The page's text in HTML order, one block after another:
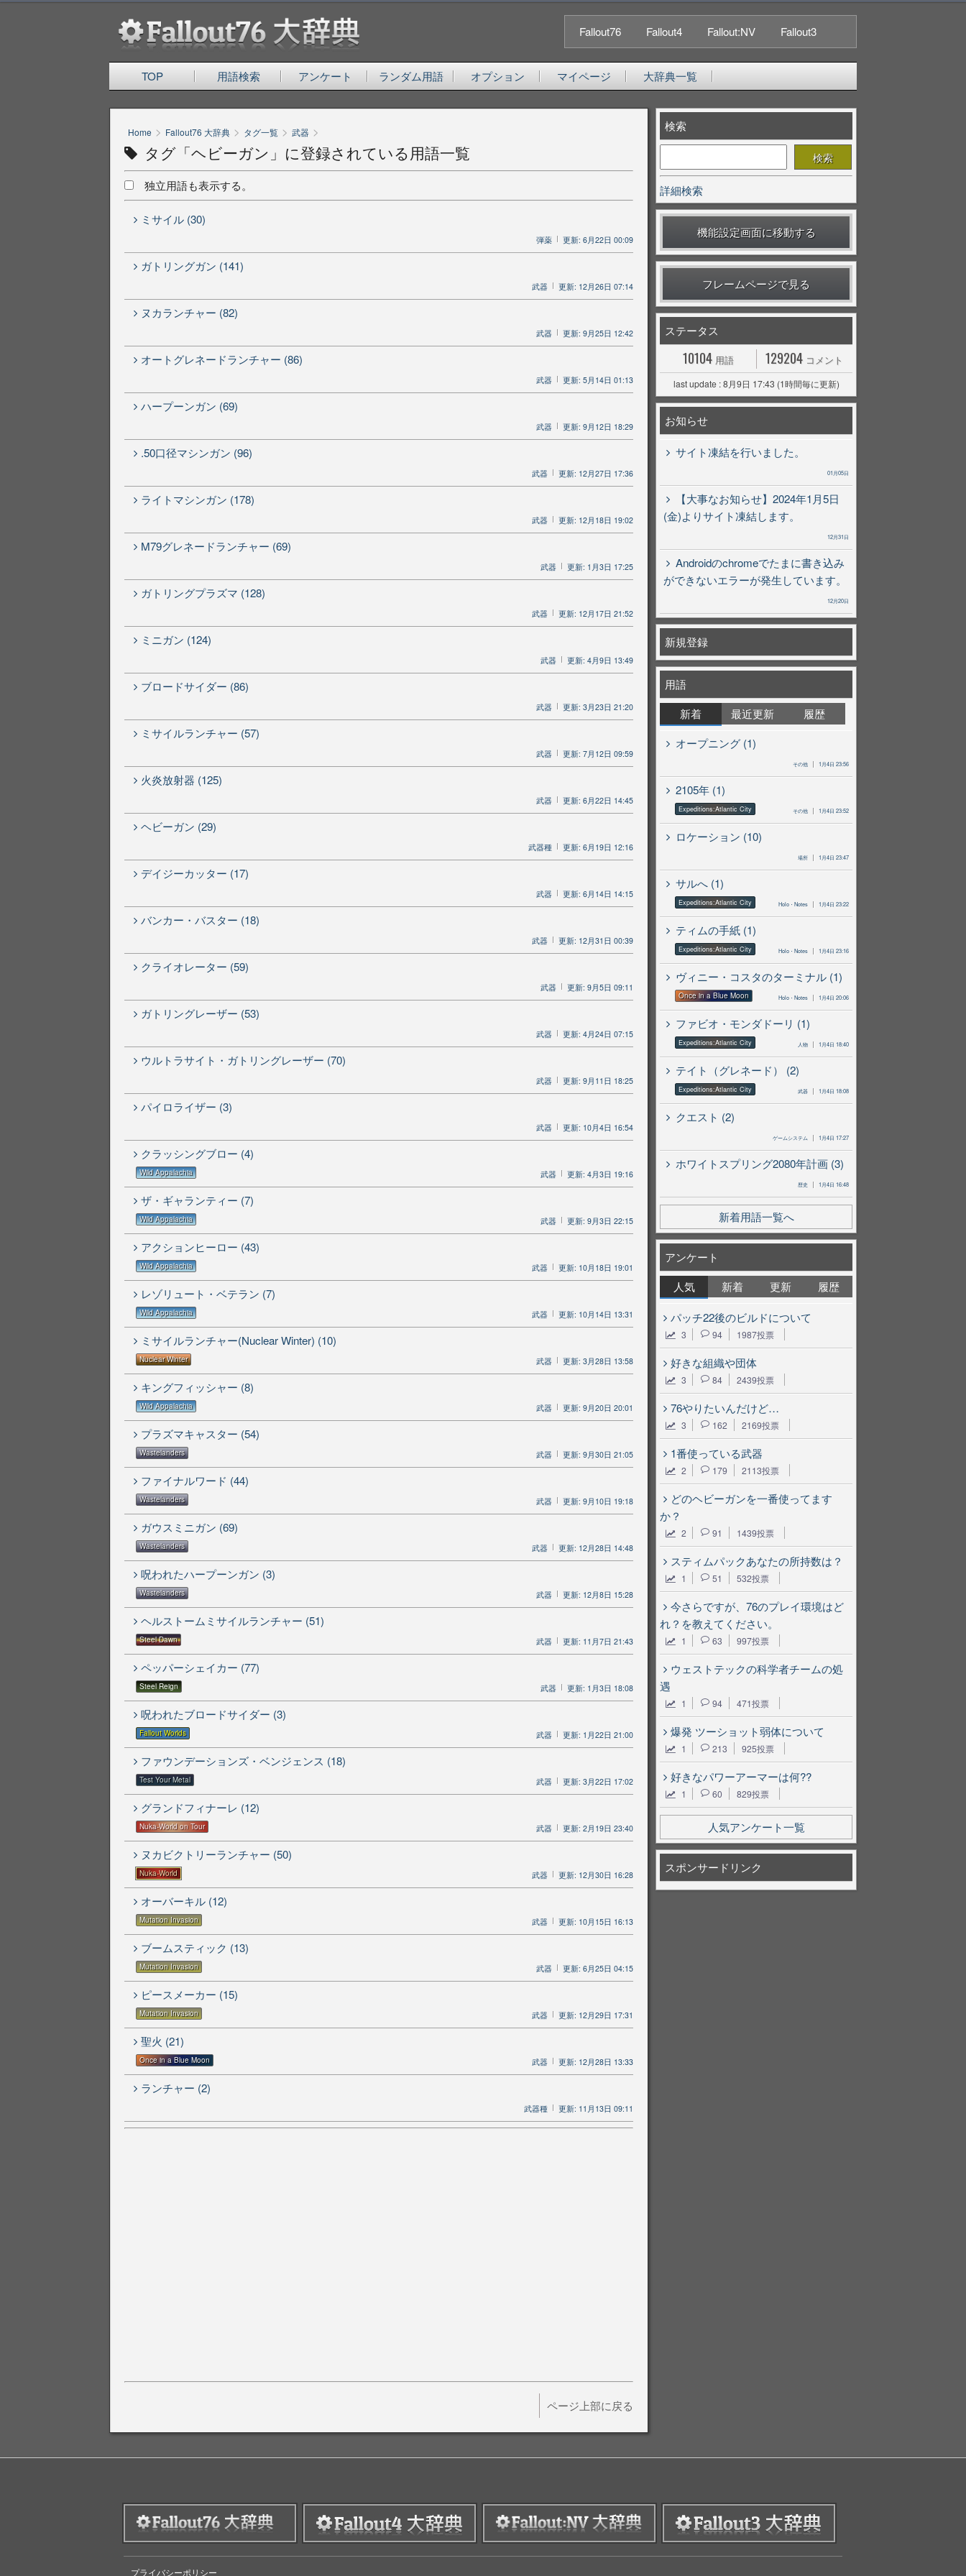
Fallout76 Fallout4 Fallout:NV Fallout3
TOP 用語検索 アンケート ランダム用語 オプション マイページ 大辞典一覧
Home > Fallout76 大辞典 > タグ一覧 > 武器 >
タグ「ヘビーガン」に登録されている用語一覧
独立用語も表示する。
ミサイル (30)
弾薬 更新: 6月22日 00:09
ガトリングガン (141)
武器 更新: 12月26日 07:14
ヌカランチャー (82)
武器 更新: 9月25日 12:42
オートグレネードランチャー (86)
武器 更新: 5月14日 01:13
ハープーンガン (69)
武器 更新: 9月12日 18:29
.50口径マシンガン (96)
武器 更新: 12月27日 17:36
ライトマシンガン (178)
武器 更新: 12月18日 19:02
M79グレネードランチャー (69)
武器 更新: 1月3日 17:25
ガトリングプラズマ (128)
武器 更新: 12月17日 21:52
ミニガン (124)
武器 更新: 4月9日 13:49
ブロードサイダー (86)
武器 更新: 3月23日 21:20
ミサイルランチャー (57)
武器 更新: 7月12日 09:59
火炎放射器 (125)
武器 更新: 6月22日 14:45
ヘビーガン (29)
武器種 更新: 6月19日 12:16
デイジーカッター (17)
武器 更新: 6月14日 14:15
バンカー・バスター (18)
武器 更新: 12月31日 00:39
クライオレーター (59)
武器 更新: 9月5日 09:11
ガトリングレーザー (53)
武器 更新: 4月24日 07:15
ウルトラサイト・ガトリングレーザー (70)
武器 更新: 9月11日 18:25
パイロライザー (3)
武器 更新: 10月4日 16:54
クラッシングブロー (4)
Wild Appalachia 武器 更新: 4月3日 19:16
ザ・ギャランティー (7)
Wild Appalachia 武器 更新: 9月3日 22:15
アクションヒーロー (43)
Wild Appalachia 武器 更新: 10月18日 19:01
レゾリュート・ベテラン (7)
Wild Appalachia 武器 更新: 10月14日 13:31
ミサイルランチャー(Nuclear Winter) (10)
Nuclear Winter 武器 更新: 3月28日 13:58
キングフィッシャー (8)
Wild Appalachia 武器 更新: 9月20日 20:01
プラズマキャスター (54)
Wastelanders 武器 更新: 9月30日 21:05
ファイナルワード (44)
Wastelanders 武器 更新: 9月10日 19:18
ガウスミニガン (69)
Wastelanders 武器 更新: 12月28日 14:48
呪われたハープーンガン (3)
Wastelanders 武器 更新: 12月8日 15:28
ヘルストームミサイルランチャー (51)
Steel Dawn 武器 更新: 11月7日 21:43
ペッパーシェイカー (77)
Steel Reign 武器 更新: 1月3日 18:08
呪われたブロードサイダー (3)
Fallout Worlds 武器 更新: 1月22日 21:00
ファウンデーションズ・ベンジェンス (18)
Test Your Metal 武器 更新: 3月22日 17:02
グランドフィナーレ (12)
Nuka-World on Tour 武器 更新: 2月19日 23:40
ヌカビクトリーランチャー (50)
Nuka-World 武器 更新: 12月30日 16:28
オーバーキル (12)
Mutation Invasion 武器 更新: 10月15日 16:13
ブームスティック (13)
Mutation Invasion 武器 更新: 6月25日 04:15
ピースメーカー (15)
Mutation Invasion 武器 更新: 12月29日 17:31
聖火 (21)
Once in a Blue Moon 武器 更新: 12月28日 13:33
ランチャー (2)
武器種 更新: 11月13日 09:11
ページ上部に戻る
検索
詳細検索
機能設定画面に移動する
フレームページで見る
ステータス
10104 用語 129204 コメント
last update : 8月9日 17:43 (1時間毎に更新)
お知らせ
サイト凍結を行いました。
01月05日
【大事なお知らせ】2024年1月5日
(金)よりサイト凍結します。
12月31日
Androidのchromeでたまに書き込み
ができないエラーが発生しています。
12月20日
新規登録
用語
新着
最近更新
履歴
オープニング (1)
その他 1月4日 23:56
2105年 (1)
Expeditions:Atlantic City その他 1月4日 23:52
ロケーション (10)
場所 1月4日 23:47
サルへ (1)
Expeditions:Atlantic City Holo・Notes 1月4日 23:22
ティムの手紙 (1)
Expeditions:Atlantic City Holo・Notes 1月4日 23:16
ヴィニー・コスタのターミナル (1)
Once in a Blue Moon Holo・Notes 1月4日 20:06
ファビオ・モンダドーリ (1)
Expeditions:Atlantic City 人物 1月4日 18:40
テイト（グレネード） (2)
Expeditions:Atlantic City 武器 1月4日 18:08
クエスト (2)
ゲームシステム 1月4日 17:27
ホワイトスプリング2080年計画 (3)
歴史 1月4日 16:48
新着用語一覧へ
アンケート
人気
新着 更新 履歴
パッチ22後のビルドについて
3 94 1987投票
好きな組織や団体
3 84 2439投票
76やりたいんだけど…
3 162 2169投票
1番使っている武器
2 179 2113投票
どのヘビーガンを一番使ってます
か？
2 91 1439投票
スティムパックあなたの所持数は？
1 51 532投票
今さらですが、76のプレイ環境はど
れ？を教えてください。
1 63 997投票
ウェストテックの科学者チームの処
遇
1 94 471投票
爆発 ツーショット弱体について
1 213 925投票
好きなパワーアーマーは何??
1 60 829投票
人気アンケート一覧
スポンサードリンク
プライバシーポリシー